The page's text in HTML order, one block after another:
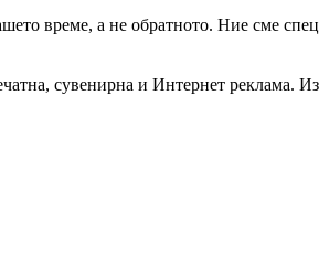
време, а не обратното. Ние сме
сувенирна и Интернет реклама.